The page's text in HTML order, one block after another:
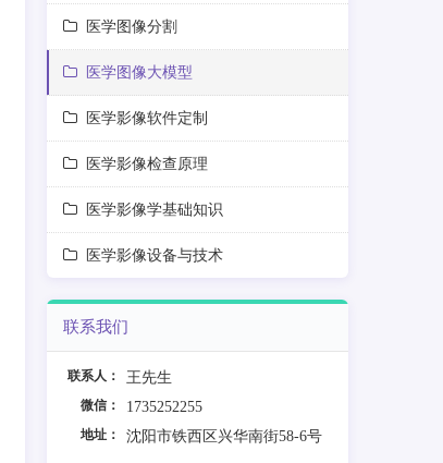
医学图像分割
医学图像大模型
医学影像软件定制
医学影像检查原理
医学影像学基础知识
医学影像设备与技术
联系我们
联系人： 王先生
微信： 1735252255
地址： 沈阳市铁西区兴华南街58-6号